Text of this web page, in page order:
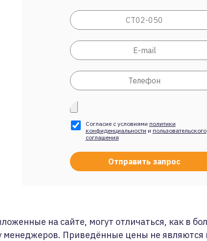
Согласие с условиями политики
конфиденциальности и пользовательского
соглашения
на сайте, могут отличаться, как в
менеджеров. Приведённые цены не являются